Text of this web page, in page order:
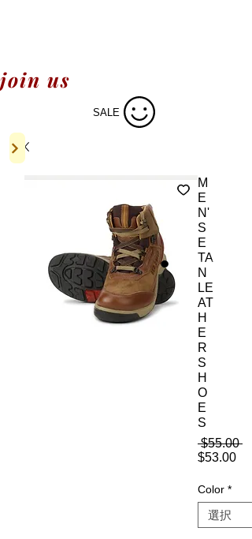
join us
SALE
M
E
N'
S
E
TA
N
LE
AT
H
E
R
S
H
O
E
S
$55.00 通
$53.00セ
価
Color *